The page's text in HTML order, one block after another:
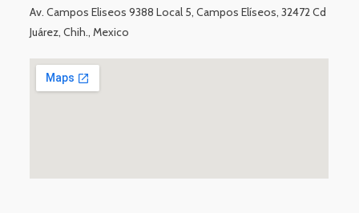
Av. Campos Eliseos 9388 Local 5, Campos Elíseos, 32472 Cd
Juárez, Chih., Mexico